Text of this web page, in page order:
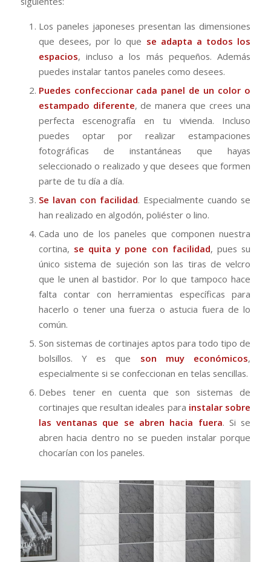
Los paneles japoneses presentan las dimensiones
que desees, por lo que se adapta a todos los
espacios, incluso a los más pequeños. Además
puedes instalar tantos paneles como desees.
Puedes confeccionar cada panel de un color o
estampado diferente, de manera que crees una
perfecta escenografía en tu vivienda. Incluso
puedes optar por realizar estampaciones
fotográficas de instantáneas que hayas
seleccionado o realizado y que desees que formen
parte de tu día a día.
Se lavan con facilidad. Especialmente cuando se
han realizado en algodón, poliéster o lino.
Cada uno de los paneles que componen nuestra
cortina, se quita y pone con facilidad, pues su
único sistema de sujeción son las tiras de velcro
que le unen al bastidor. Por lo que tampoco hace
falta contar con herramientas específicas para
hacerlo o tener una fuerza o astucia fuera de lo
común.
Son sistemas de cortinajes aptos para todo tipo de
bolsillos. Y es que son muy económicos,
especialmente si se confeccionan en telas sencillas.
Debes tener en cuenta que son sistemas de
cortinajes que resultan ideales para instalar sobre
las ventanas que se abren hacia fuera. Si se
abren hacia dentro no se pueden instalar porque
chocarían con los paneles.